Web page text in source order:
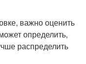
важно оценить
определить,
распределить